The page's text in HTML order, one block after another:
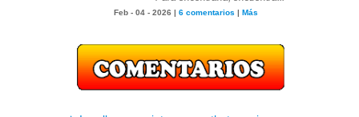
Feb - 04 - 2026 | 6 comentarios | Más